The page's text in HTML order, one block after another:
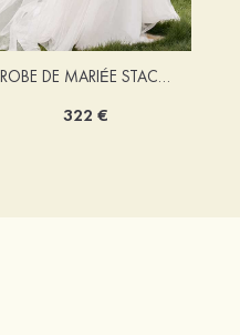
ROBE DE MARIÉE STACEES ALONA
322 €